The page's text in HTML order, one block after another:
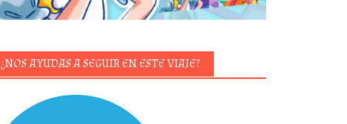
¿NOS AYUDAS A SEGUIR EN ESTE VIAJE?